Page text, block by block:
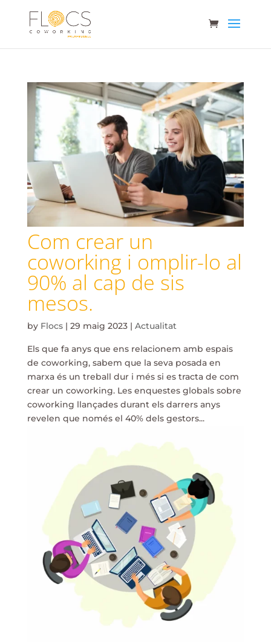
Com crear un
coworking i omplir-lo al
90% al cap de sis
mesos.
by Flocs| 29 maig 2023| Actualitat
Els que fa anys que ens relacionem amb espais
de coworking, sabem que la seva posada en
marxa és un treball dur i més si es tracta de com
crear un coworking. Les enquestes globals sobre
coworking llançades durant els darrers anys
revelen que només el 40% dels gestors...